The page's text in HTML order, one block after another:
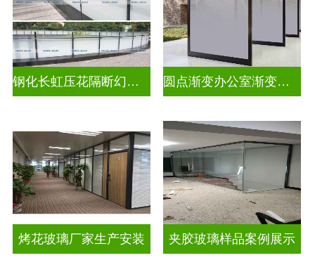
钢化长虹压花隔断幻彩炫彩渐变玻璃 圆点渐变办公室渐变隔断装饰玻璃
烤花玻璃厂家生产安装 夹胶玻璃样品案例展示